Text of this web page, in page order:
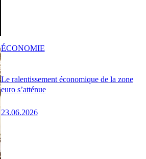
Le ralentissement économique de la zone
euro s’atténue
23.06.2026
ÉCONOMIE